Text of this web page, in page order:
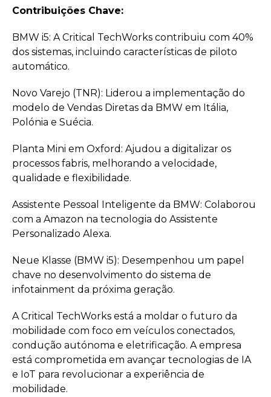
Contribuições Chave:
BMW i5: A Critical TechWorks contribuiu com 40%
dos sistemas, incluindo características de piloto
automático.
Novo Varejo (TNR): Liderou a implementação do
modelo de Vendas Diretas da BMW em Itália,
Polónia e Suécia.
Planta Mini em Oxford: Ajudou a digitalizar os
processos fabris, melhorando a velocidade,
qualidade e flexibilidade.
Assistente Pessoal Inteligente da BMW: Colaborou
com a Amazon na tecnologia do Assistente
Personalizado Alexa.
Neue Klasse (BMW i5): Desempenhou um papel
chave no desenvolvimento do sistema de
infotainment da próxima geração.
A Critical TechWorks está a moldar o futuro da
mobilidade com foco em veículos conectados,
condução autónoma e eletrificação. A empresa
está comprometida em avançar tecnologias de IA
e IoT para revolucionar a experiência de
mobilidade.